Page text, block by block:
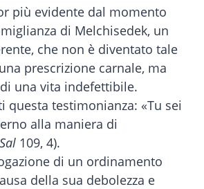
più evidente dal momento
di Melchisedek, un
che non è diventato tale
prescrizione carnale, ma
una vita indefettibile.
questa testimonianza: «Tu sei
alla maniera di
Sal 109, 4).
di un ordinamento
della sua debolezza e